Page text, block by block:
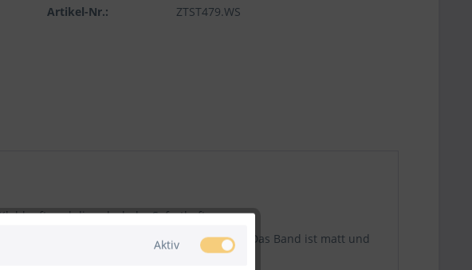
Artikel-Nr.: ZTST479.WS
und die sehr hohe Soforthaftung aus.
von Rissen in Molton oder anderen Stoffen. Das Band ist matt und
Aktiv